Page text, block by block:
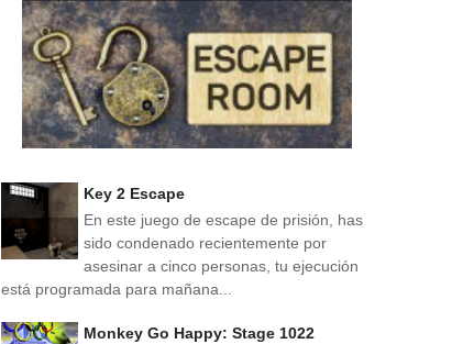
Key 2 Escape
En este juego de escape de prisión, has
sido condenado recientemente por
asesinar a cinco personas, tu ejecución
está programada para mañana...
Monkey Go Happy: Stage 1022